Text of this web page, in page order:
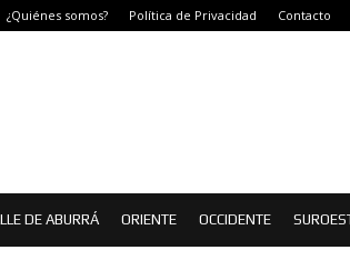
¿Quiénes somos? Política de Privacidad Contacto
DE ABURRÁ ORIENTE OCCIDENTE